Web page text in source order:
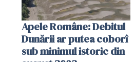
Apele Române: Debitul
Dunării ar putea coborî
sub minimul istoric din